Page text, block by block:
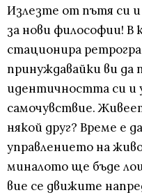
Излезте от пътя си
за нови философии! В
стационира
принуждавайки ви да
идентичността си и
самочувствие.
някой друг? Време е
управлението на
миналото ще бъде
вие се движите